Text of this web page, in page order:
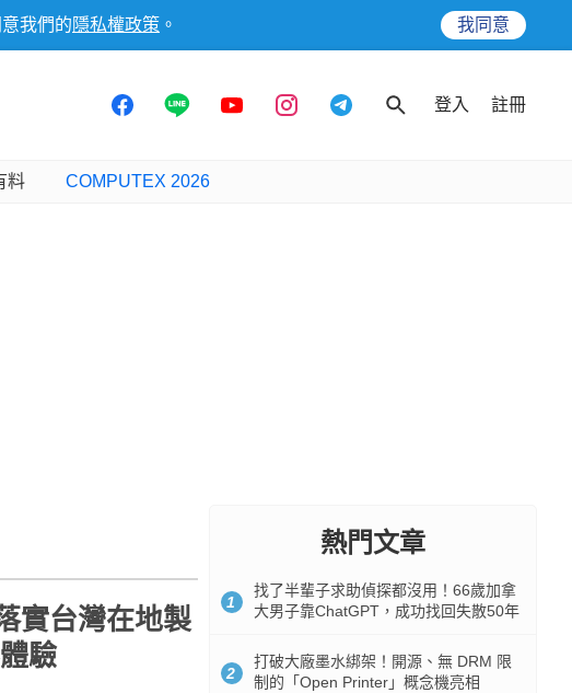
我們的 隱私權政策 。 我同意
登入 註冊
料 COMPUTEX 2026
實台灣在地製
驗
熱門文章
1
找了半輩子求助偵探都沒用！66歲加拿
大男子靠ChatGPT，成功找回失散50年
2
打破大廠墨水綁架！開源、無 DRM 限
制的「Open Printer」概念機亮相